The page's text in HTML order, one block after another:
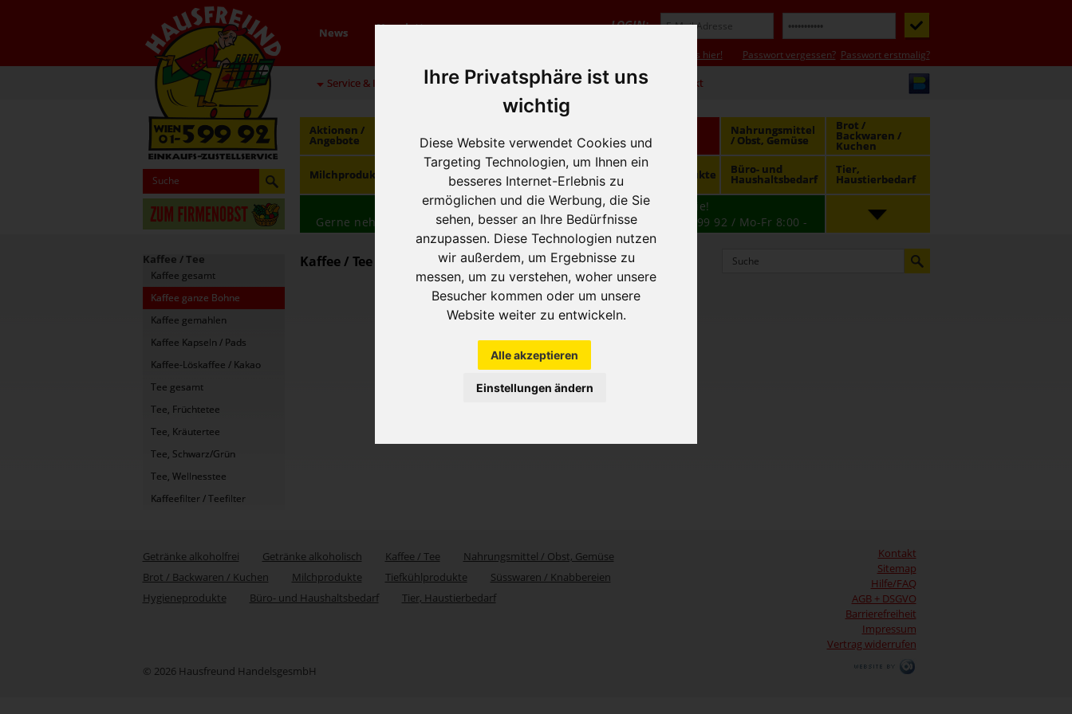
Ihre Privatsphäre ist uns
wichtig
Diese Website verwendet Cookies und
Targeting Technologien, um Ihnen ein
besseres Internet-Erlebnis zu
ermöglichen und die Werbung, die Sie
sehen, besser an Ihre Bedürfnisse
anzupassen. Diese Technologien nutzen
wir außerdem, um Ergebnisse zu
messen, um zu verstehen, woher unsere
Besucher kommen oder um unsere
Website weiter zu entwickeln.
Alle akzeptieren
Einstellungen ändern
News Newsletter LOGIN:
Neukunde? Infos hier! Passwort vergessen? Passwort erstmalig?
Service & Infos 01 / 599 92 office@hausfreund.at Kontakt
Aktionen /
Angebote alkoholfrei alkoholisch Kaffee / Tee Nahrungsmittel
/ Obst, Gemüse
Brot /
Backwaren /
Kuchen
Milchprodukte
Tiefkühlprodukte Süsswaren /
Knabbereien Hygieneprodukte Büro- und
Haushaltsbedarf
Tier,
Haustierbedarf
Wir haben freie und zeitnahe Liefertermine für Sie!
Gerne nehmen wir IhreBESTELLUNGauch TELEFONISCH
auf: 01 599 92 / Mo-Fr 8:00 -
16:30
Kaffee / Tee
Kaffee gesamt
Kaffee ganze Bohne
Kaffee gemahlen
Kaffee Kapseln / Pads
Kaffee-Löskaffee / Kakao
Tee gesamt
Tee, Früchtetee
Tee, Kräutertee
Tee, Schwarz/Grün
Tee, Wellnesstee
Kaffeefilter / Teefilter
Kaffee / Tee - Kaffee ganze Bohne
Getränke alkoholfrei Getränke alkoholisch Kaffee / Tee
Nahrungsmittel / Obst, Gemüse
Brot / Backwaren / Kuchen
Milchprodukte Tiefkühlprodukte
Süsswaren / Knabbereien
Hygieneprodukte
Büro- und Haushaltsbedarf Tier, Haustierbedarf
© 2026 Hausfreund HandelsgesmbH
Kontakt
Sitemap
Hilfe/FAQ
AGB + DSGVO
Barrierefreiheit
Impressum
Vertrag widerrufen